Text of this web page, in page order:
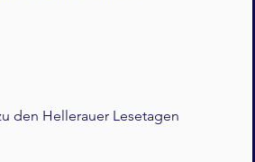
den Hellerauer Lesetagen